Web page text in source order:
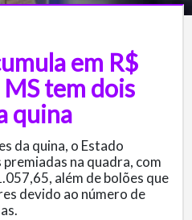
em R$
tem dois
quina
da quina, o Estado
na quadra, com
além de bolões que
devido ao número de